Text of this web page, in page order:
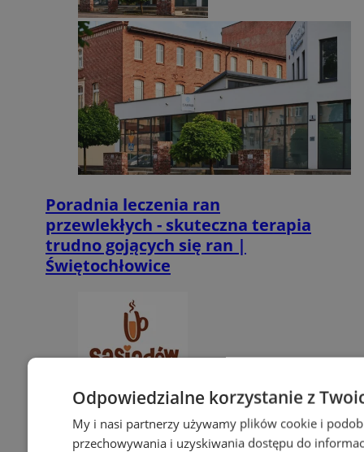
Poradnia leczenia ran
przewlekłych - skuteczna terapia
trudno gojących się ran |
Świętochłowice
Odpowiedzialne korzystanie z
My i nasi partnerzy używamy plików cookie i
przechowywania i uzyskiwania dostępu do